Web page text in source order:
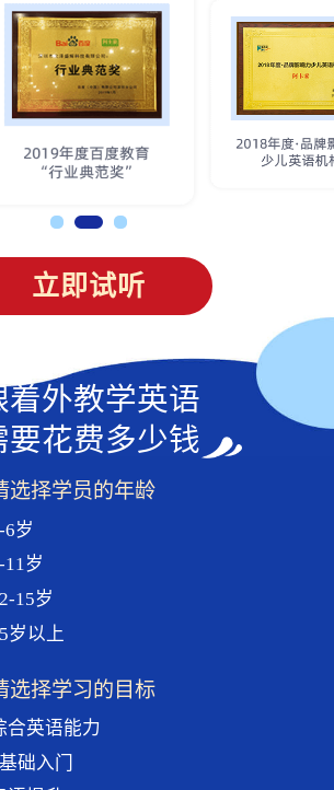
立即试听
着外教学英语
要花费多少钱
选择学员的年龄
6岁
11岁
15岁
岁以上
选择学习的目标
合英语能力
础入门